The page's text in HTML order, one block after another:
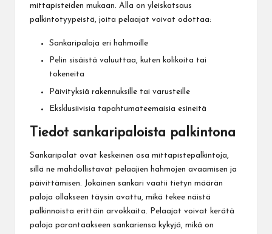
mittapisteiden mukaan. Alla on yleiskatsaus
palkintotyypeistä, joita pelaajat voivat odottaa:
Sankaripaloja eri hahmoille
Pelin sisäistä valuuttaa, kuten kolikoita tai
tokeneita
Päivityksiä rakennuksille tai varusteille
Eksklusiivisia tapahtumateemaisia esineitä
Tiedot sankaripaloista palkintona
Sankaripalat ovat keskeinen osa mittapistepalkintoja,
sillä ne mahdollistavat pelaajien hahmojen avaamisen ja
päivittämisen. Jokainen sankari vaatii tietyn määrän
paloja ollakseen täysin avattu, mikä tekee näistä
palkinnoista erittäin arvokkaita. Pelaajat voivat kerätä
paloja parantaakseen sankariensa kykyjä, mikä on